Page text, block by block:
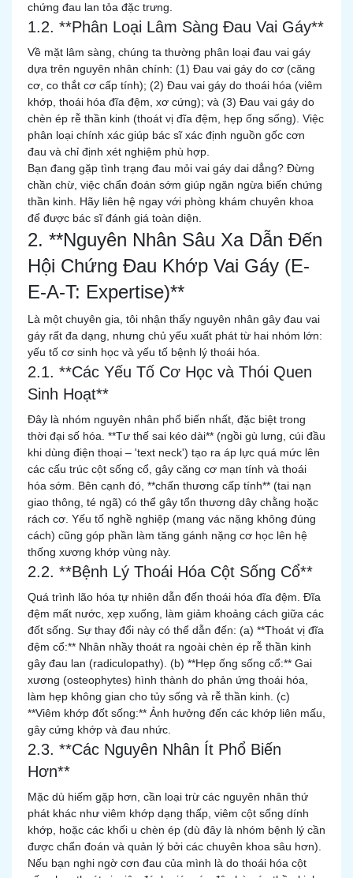
chứng đau lan tỏa đặc trưng.
1.2. **Phân Loại Lâm Sàng Đau Vai Gáy**
Về mặt lâm sàng, chúng ta thường phân loại đau vai gáy
dựa trên nguyên nhân chính: (1) Đau vai gáy do cơ (căng
cơ, co thắt cơ cấp tính); (2) Đau vai gáy do thoái hóa (viêm
khớp, thoái hóa đĩa đệm, xơ cứng); và (3) Đau vai gáy do
chèn ép rễ thần kinh (thoát vị đĩa đệm, hẹp ống sống). Việc
phân loại chính xác giúp bác sĩ xác định nguồn gốc cơn
đau và chỉ định xét nghiệm phù hợp.
Bạn đang gặp tình trạng đau mỏi vai gáy dai dẳng? Đừng
chần chừ, việc chẩn đoán sớm giúp ngăn ngừa biến chứng
thần kinh. Hãy liên hệ ngay với phòng khám chuyên khoa
để được bác sĩ đánh giá toàn diện.
2. **Nguyên Nhân Sâu Xa Dẫn Đến
Hội Chứng Đau Khớp Vai Gáy (E-
E-A-T: Expertise)**
Là một chuyên gia, tôi nhận thấy nguyên nhân gây đau vai
gáy rất đa dạng, nhưng chủ yếu xuất phát từ hai nhóm lớn:
yếu tố cơ sinh học và yếu tố bệnh lý thoái hóa.
2.1. **Các Yếu Tố Cơ Học và Thói Quen
Sinh Hoạt**
Đây là nhóm nguyên nhân phổ biến nhất, đặc biệt trong
thời đại số hóa. **Tư thế sai kéo dài** (ngồi gù lưng, cúi đầu
khi dùng điện thoại – 'text neck') tạo ra áp lực quá mức lên
các cấu trúc cột sống cổ, gây căng cơ mạn tính và thoái
hóa sớm. Bên cạnh đó, **chấn thương cấp tính** (tai nạn
giao thông, té ngã) có thể gây tổn thương dây chằng hoặc
rách cơ. Yếu tố nghề nghiệp (mang vác nặng không đúng
cách) cũng góp phần làm tăng gánh nặng cơ học lên hệ
thống xương khớp vùng này.
2.2. **Bệnh Lý Thoái Hóa Cột Sống Cổ**
Quá trình lão hóa tự nhiên dẫn đến thoái hóa đĩa đệm. Đĩa
đệm mất nước, xẹp xuống, làm giảm khoảng cách giữa các
đốt sống. Sự thay đổi này có thể dẫn đến: (a) **Thoát vị đĩa
đệm cổ:** Nhân nhầy thoát ra ngoài chèn ép rễ thần kinh
gây đau lan (radiculopathy). (b) **Hẹp ống sống cổ:** Gai
xương (osteophytes) hình thành do phản ứng thoái hóa,
làm hẹp không gian cho tủy sống và rễ thần kinh. (c)
**Viêm khớp đốt sống:** Ảnh hưởng đến các khớp liên mấu,
gây cứng khớp và đau nhức.
2.3. **Các Nguyên Nhân Ít Phổ Biến
Hơn**
Mặc dù hiếm gặp hơn, cần loại trừ các nguyên nhân thứ
phát khác như viêm khớp dạng thấp, viêm cột sống dính
khớp, hoặc các khối u chèn ép (dù đây là nhóm bệnh lý cần
được chẩn đoán và quản lý bởi các chuyên khoa sâu hơn).
Nếu bạn nghi ngờ cơn đau của mình là do thoái hóa cột